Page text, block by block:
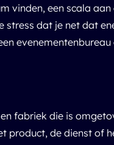
vinden, een scala
dat je net dat
fabriek die is
product, de dienst of